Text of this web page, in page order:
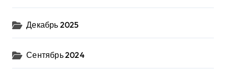
Декабрь 2025
Сентябрь 2024